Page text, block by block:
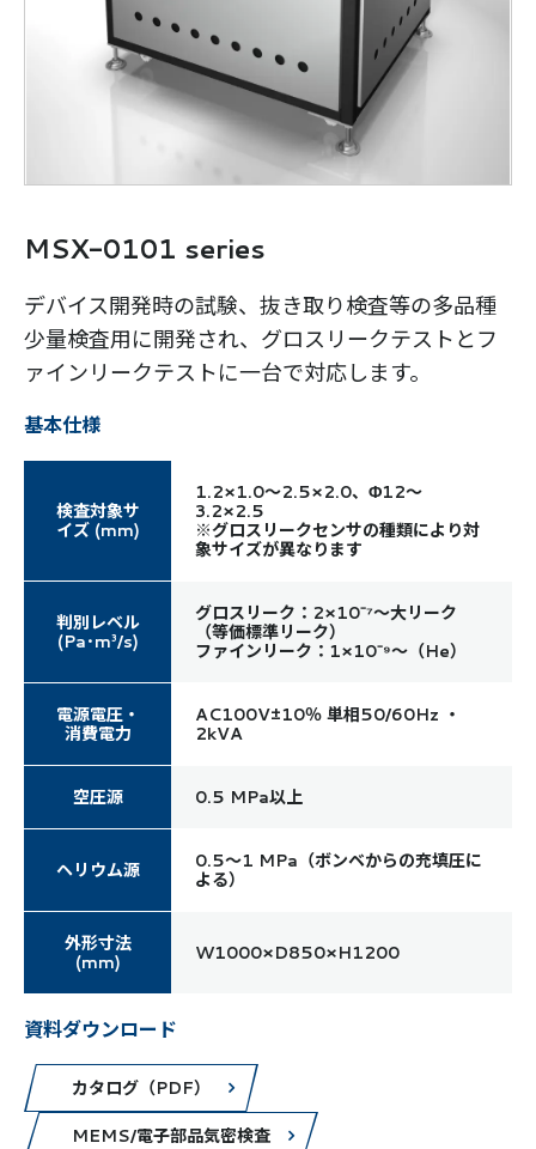
MSX-0101 series
デバイス開発時の試験、抜き取り検査等の多品種
少量検査用に開発され、グロスリークテストとフ
ァインリークテストに一台で対応します。
基本仕様
検査対象サ
イズ (mm)
1.2×1.0～2.5×2.0、Φ12～
3.2×2.5
※グロスリークセンサの種類により対
象サイズが異なります
判別レベル
(Pa･m³/s)
グロスリーク：2×10⁻⁷～大リーク
（等価標準リーク）
ファインリーク：1×10⁻⁹～（He）
電源電圧・
消費電力
AC100V±10％ 単相50/60Hz ・
2kVA
空圧源 0.5 MPa以上
ヘリウム源
0.5～1 MPa（ボンベからの充填圧に
よる）
外形寸法
(mm)
W1000×D850×H1200
資料ダウンロード
カタログ（PDF）
MEMS/電子部品気密検査